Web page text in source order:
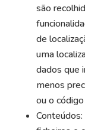
são
de
uma
dados que
menos
ou o